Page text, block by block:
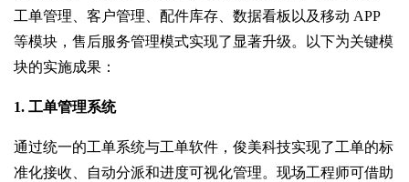
工单管理、客户管理、配件库存、数据看板以及移动 APP
等模块，售后服务管理模式实现了显著升级。以下为关键模
块的实施成果：
1. 工单管理系统
通过统一的工单系统与工单软件，俊美科技实现了工单的标
准化接收、自动分派和进度可视化管理。现场工程师可借助